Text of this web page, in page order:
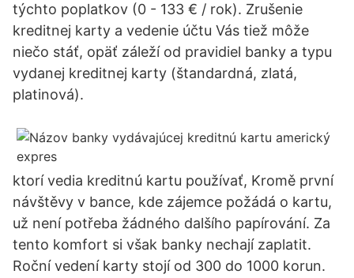
týchto poplatkov (0 - 133 € / rok). Zrušenie
kreditnej karty a vedenie účtu Vás tiež môže
niečo stáť, opäť záleží od pravidiel banky a typu
vydanej kreditnej karty (štandardná, zlatá,
platinová).
ktorí vedia kreditnú kartu používať, Kromě první
návštěvy v bance, kde zájemce požádá o kartu,
už není potřeba žádného dalšího papírování. Za
tento komfort si však banky nechají zaplatit.
Roční vedení karty stojí od 300 do 1000 korun.